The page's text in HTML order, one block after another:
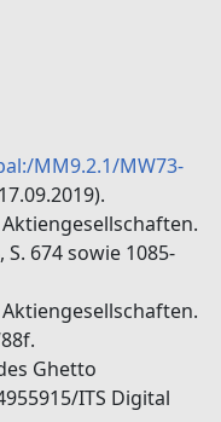
MM9.2.1/MW73-
674 sowie 1085-
Ghetto
ITS Digital